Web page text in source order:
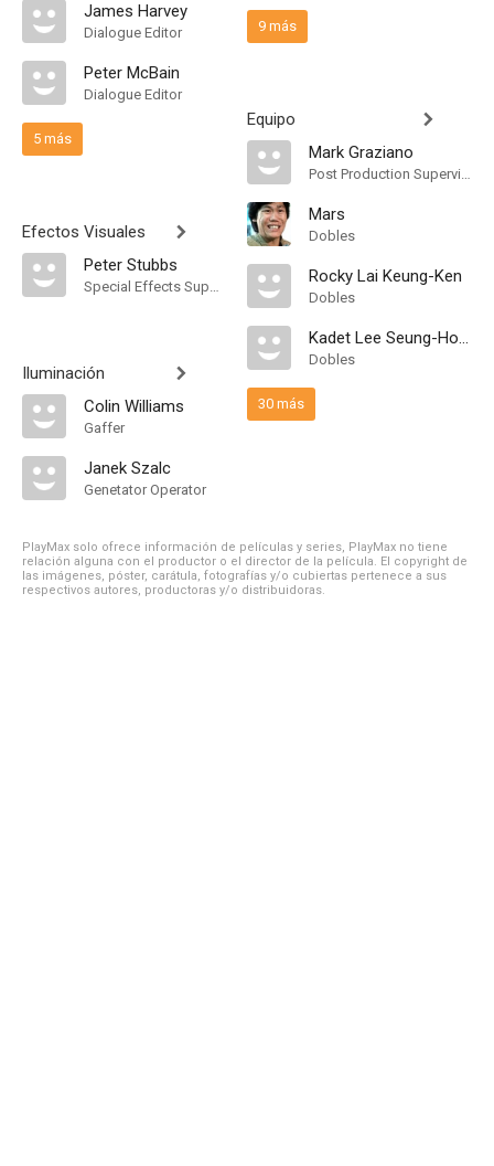
James Harvey
Dialogue Editor
Peter McBain
Dialogue Editor
5 más
Efectos Visuales
Peter Stubbs
Special Effects Supervisor
Iluminación
Colin Williams
Gaffer
Janek Szalc
Genetator Operator
9 más
Equipo
Mark Graziano
Post Production Supervisor
Mars
Dobles
Rocky Lai Keung-Ken
Dobles
Kadet Lee Seung-Hoon
Dobles
30 más
PlayMax solo ofrece información de películas y series, PlayMax no tiene
relación alguna con el productor o el director de la película. El copyright de
las imágenes, póster, carátula, fotografías y/o cubiertas pertenece a sus
respectivos autores, productoras y/o distribuidoras.